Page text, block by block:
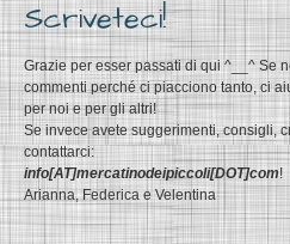
Scriveteci!
Grazie per esser passati di qui ^__^ Se
commenti perché ci piacciono tanto, ci
per noi e per gli altri!
Se invece avete suggerimenti, consigli,
contattarci:
info[AT]mercatinodeipiccoli[DOT]com!
Arianna, Federica e Velentina